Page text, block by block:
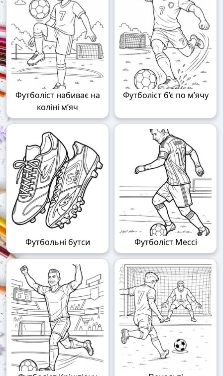
Футболіст набиває на
коліні м’яч
Футболіст б’є по м’ячу
Футбольні бутси Футболіст Мессі